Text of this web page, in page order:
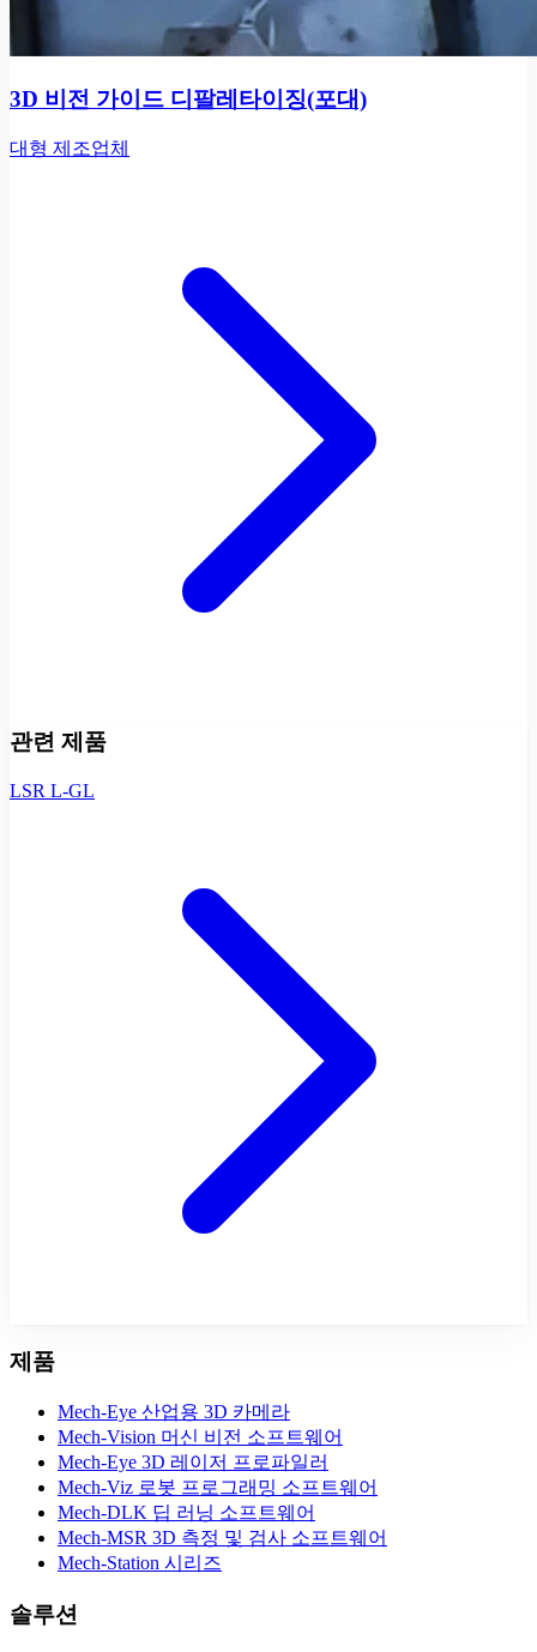
3D 비전 가이드 디팔레타이징(포대)
대형 제조업체
관련 제품
LSR L-GL
제품
Mech-Eye 산업용 3D 카메라
Mech-Vision 머신 비전 소프트웨어
Mech-Eye 3D 레이저 프로파일러
Mech-Viz 로봇 프로그래밍 소프트웨어
Mech-DLK 딥 러닝 소프트웨어
Mech-MSR 3D 측정 및 검사 소프트웨어
Mech-Station 시리즈
솔루션